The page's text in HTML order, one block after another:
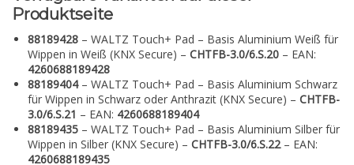
Produktseite
88189428 – WALTZ Touch+ Pad – Basis Aluminium Weiß für
Wippen in Weiß (KNX Secure) – CHTFB-3.0/6.S.20 – EAN:
4260688189428
88189404– WALTZ Touch+ Pad – Basis Aluminium Schwarz
für Wippen in Schwarz oder Anthrazit (KNX Secure) – CHTFB-
3.0/6.S.21 – EAN: 4260688189404
88189435 – WALTZ Touch+ Pad – Basis Aluminium Silber für
Wippen in Silber (KNX Secure) – CHTFB-3.0/6.S.22– EAN:
4260688189435